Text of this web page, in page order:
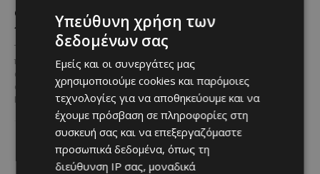
Ο τουρισμός ως εθνική
υπόθεση
Του Γιάννου Πανταζή* Είναι κοινή
πεποίθηση ότι ο τουρισμός
αποτελεί μία από τις
σημαντικότερες βιομηχανίες της
Κύπρου και διαχρονικά...
Η αυθεντική κυπριακή
συνταγή που περνά από
γενιά σε γενιά
Ανάμεσα στα πιο
χαρακτηριστικά φαγητά της
κυπριακής παραδοσιακής
κουζίνας ξεχωρίζει ο
Λευκαρίτικος τταβάς, ένα
φαγητό που συνδέεται
άρρηκτα...
Υπεύθυνη χρήση των
δεδομένων σας
Εμείς και οι συνεργάτες μας
χρησιμοποιούμε cookies και παρόμοιες
τεχνολογίες για να αποθηκεύουμε και να
έχουμε πρόσβαση σε πληροφορίες στη
συσκευή σας και να επεξεργαζόμαστε
προσωπικά δεδομένα, όπως τη
διεύθυνση IP σας, μοναδικά